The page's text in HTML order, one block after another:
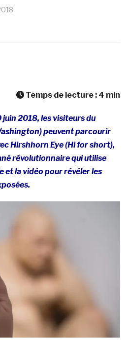
Temps de lecture : 4 min
2018, les visiteurs du
peuvent parcourir
Hirshhorn Eye (Hi for short),
révolutionnaire qui utilise
et la vidéo pour révéler les